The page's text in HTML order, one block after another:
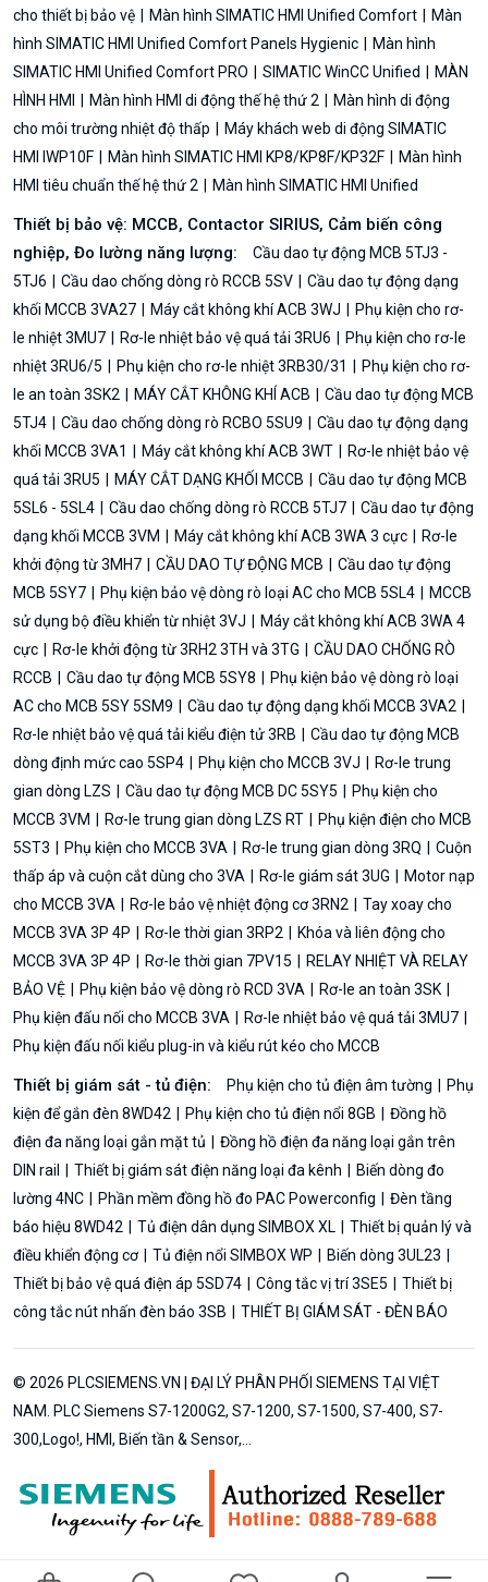
cho thiết bị bảo vệ
Màn hình SIMATIC HMI Unified Comfort
Màn
hình SIMATIC HMI Unified Comfort Panels Hygienic
Màn hình
SIMATIC HMI Unified Comfort PRO
SIMATIC WinCC Unified
MÀN
HÌNH HMI
Màn hình HMI di động thế hệ thứ 2
Màn hình di động
cho môi trường nhiệt độ thấp
Máy khách web di động SIMATIC
HMI IWP10F
Màn hình SIMATIC HMI KP8/KP8F/KP32F
Màn hình
HMI tiêu chuẩn thế hệ thứ 2
Màn hình SIMATIC HMI Unified
Thiết bị bảo vệ: MCCB, Contactor SIRIUS, Cảm biến công
nghiệp, Đo lường năng lượng:
Cầu dao tự động MCB 5TJ3 -
5TJ6
Cầu dao chống dòng rò RCCB 5SV
Cầu dao tự động dạng
khối MCCB 3VA27
Máy cắt không khí ACB 3WJ
Phụ kiện cho rơ-
le nhiệt 3MU7
Rơ-le nhiệt bảo vệ quá tải 3RU6
Phụ kiện cho rơ-le
nhiệt 3RU6/5
Phụ kiện cho rơ-le nhiệt 3RB30/31
Phụ kiện cho rơ-
le an toàn 3SK2
MÁY CẮT KHÔNG KHÍ ACB
Cầu dao tự động MCB
5TJ4
Cầu dao chống dòng rò RCBO 5SU9
Cầu dao tự động dạng
khối MCCB 3VA1
Máy cắt không khí ACB 3WT
Rơ-le nhiệt bảo vệ
quá tải 3RU5
MÁY CẮT DẠNG KHỐI MCCB
Cầu dao tự động MCB
5SL6 - 5SL4
Cầu dao chống dòng rò RCCB 5TJ7
Cầu dao tự động
dạng khối MCCB 3VM
Máy cắt không khí ACB 3WA 3 cực
Rơ-le
khởi động từ 3MH7
CẦU DAO TỰ ĐỘNG MCB
Cầu dao tự động
MCB 5SY7
Phụ kiện bảo vệ dòng rò loại AC cho MCB 5SL4
MCCB
sử dụng bộ điều khiển từ nhiệt 3VJ
Máy cắt không khí ACB 3WA 4
cực
Rơ-le khởi động từ 3RH2 3TH và 3TG
CẦU DAO CHỐNG RÒ
RCCB
Cầu dao tự động MCB 5SY8
Phụ kiện bảo vệ dòng rò loại
AC cho MCB 5SY 5SM9
Cầu dao tự động dạng khối MCCB 3VA2
Rơ-le nhiệt bảo vệ quá tải kiểu điện tử 3RB
Cầu dao tự động MCB
dòng định mức cao 5SP4
Phụ kiện cho MCCB 3VJ
Rơ-le trung
gian dòng LZS
Cầu dao tự động MCB DC 5SY5
Phụ kiện cho
MCCB 3VM
Rơ-le trung gian dòng LZS RT
Phụ kiện điện cho MCB
5ST3
Phụ kiện cho MCCB 3VA Rơ-le trung gian dòng 3RQ
Cuộn
thấp áp và cuộn cắt dùng cho 3VA
Rơ-le giám sát 3UG
Motor nạp
cho MCCB 3VA
Rơ-le bảo vệ nhiệt động cơ 3RN2
Tay xoay cho
MCCB 3VA 3P 4P
Rơ-le thời gian 3RP2
Khóa và liên động cho
MCCB 3VA 3P 4P
Rơ-le thời gian 7PV15
RELAY NHIỆT VÀ RELAY
BẢO VỆ
Phụ kiện bảo vệ dòng rò RCD 3VA
Rơ-le an toàn 3SK
Phụ kiện đấu nối cho MCCB 3VA
Rơ-le nhiệt bảo vệ quá tải 3MU7
Phụ kiện đấu nối kiểu plug-in và kiểu rút kéo cho MCCB
Thiết bị giám sát - tủ điện: Phụ kiện cho tủ điện âm tường
Phụ
kiện để gắn đèn 8WD42
Phụ kiện cho tủ điện nổi 8GB
Đồng hồ
điện đa năng loại gắn mặt tủ
Đồng hồ điện đa năng loại gắn trên
DIN rail
Thiết bị giám sát điện năng loại đa kênh
Biến dòng đo
lường 4NC
Phần mềm đồng hồ đo PAC Powerconfig
Đèn tầng
báo hiệu 8WD42
Tủ điện dân dụng SIMBOX XL
Thiết bị quản lý và
điều khiển động cơ
Tủ điện nổi SIMBOX WP
Biến dòng 3UL23
Thiết bị bảo vệ quá điện áp 5SD74
Công tắc vị trí 3SE5
Thiết bị
công tắc nút nhấn đèn báo 3SB
THIẾT BỊ GIÁM SÁT - ĐÈN BÁO
© 2026 PLCSIEMENS.VN | ĐẠI LÝ PHÂN PHỐI SIEMENS TẠI VIỆT
NAM. PLC Siemens S7-1200G2, S7-1200, S7-1500, S7-400, S7-
300,Logo!, HMI, Biến tần & Sensor,...